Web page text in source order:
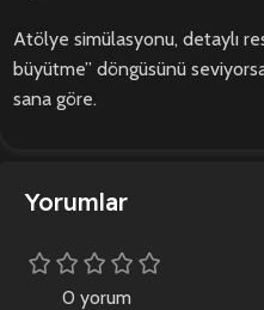
Atölye simülasyonu, detaylı
büyütme” döngüsünü
sana göre.
Yorumlar
0 yorum